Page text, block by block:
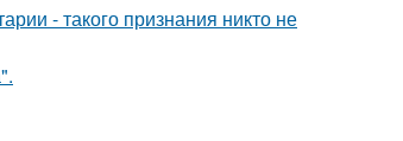
- такого признания никто не